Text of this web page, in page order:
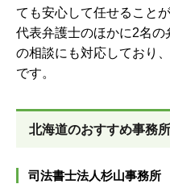
ても安心して任せることが
代表弁護士のほかに2名の
の相談にも対応しており
です。
北海道のおすすめ事務所
司法書士法人杉山事務所